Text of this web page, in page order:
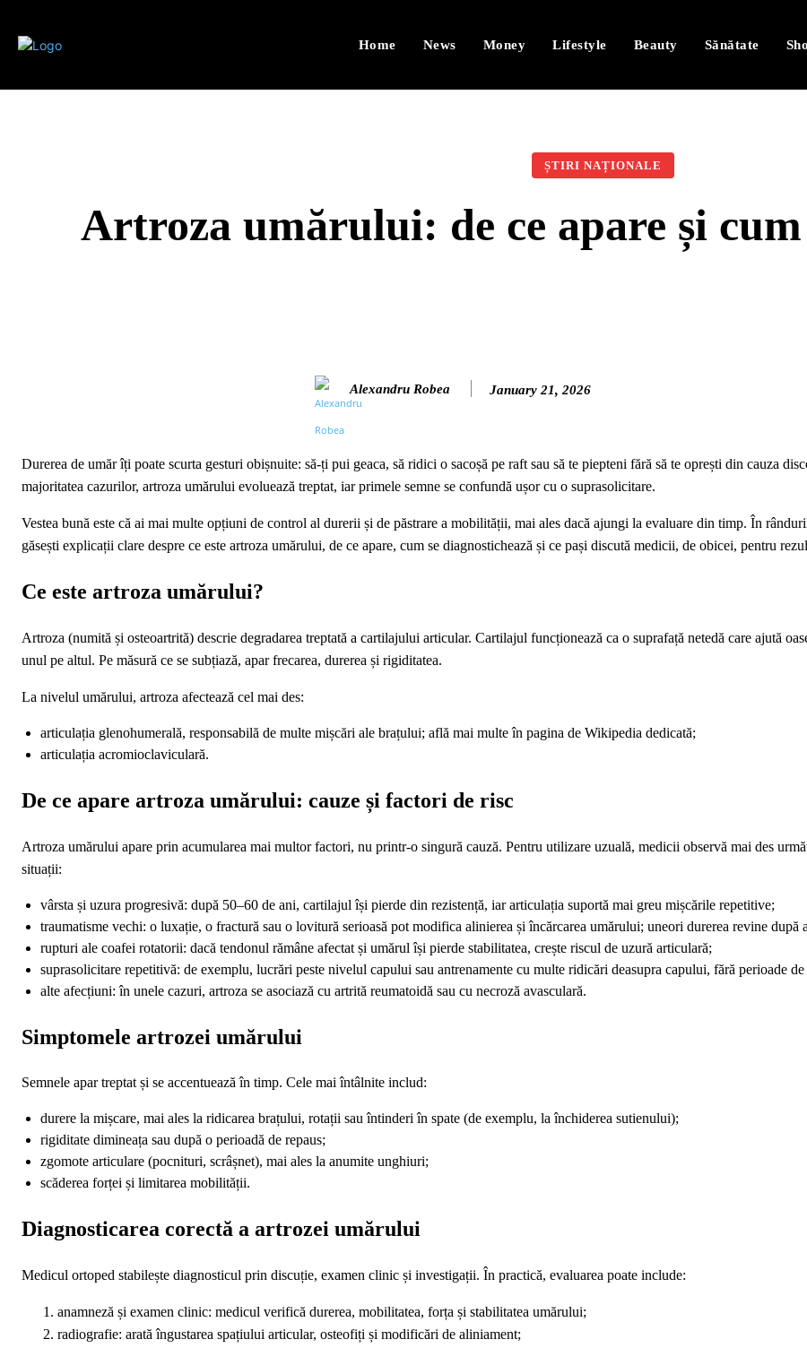
Home News Money Lifestyle Beauty Sănătate
ȘTIRI NAȚIONALE
Artroza umărului: de ce apare și
Alexandru Robea January 21, 2026
Durerea de umăr îți poate scurta gesturi obișnuite: să-ți pui geaca, să ridici o sacoșă pe raft sau să te piepteni fără să te oprești din cauza
majoritatea cazurilor, artroza umărului evoluează treptat, iar primele semne se confundă ușor cu o suprasolicitare.
Vestea bună este că ai mai multe opțiuni de control al durerii și de păstrare a mobilității, mai ales dacă ajungi la evaluare din timp. În
găsești explicații clare despre ce este artroza umărului, de ce apare, cum se diagnostichează și ce pași discută medicii, de obicei, pentru
Ce este artroza umărului?
Artroza (numită și osteoartrită) descrie degradarea treptată a cartilajului articular. Cartilajul funcționează ca o suprafață netedă care ajută
unul pe altul. Pe măsură ce se subțiază, apar frecarea, durerea și rigiditatea.
La nivelul umărului, artroza afectează cel mai des:
articulația glenohumerală, responsabilă de multe mișcări ale brațului; află mai multe în pagina de Wikipedia dedicată;
articulația acromioclaviculară.
De ce apare artroza umărului: cauze și factori de risc
Artroza umărului apare prin acumularea mai multor factori, nu printr-o singură cauză. Pentru utilizare uzuală, medicii observă mai des
situații:
vârsta și uzura progresivă: după 50–60 de ani, cartilajul își pierde din rezistență, iar articulația suportă mai greu mișcările repetitive;
traumatisme vechi: o luxație, o fractură sau o lovitură serioasă pot modifica alinierea și încărcarea umărului; uneori durerea revine după
rupturi ale coafei rotatorii: dacă tendonul rămâne afectat și umărul își pierde stabilitatea, crește riscul de uzură articulară;
suprasolicitare repetitivă: de exemplu, lucrări peste nivelul capului sau antrenamente cu multe ridicări deasupra capului, fără perioade de
alte afecțiuni: în unele cazuri, artroza se asociază cu artrită reumatoidă sau cu necroză avasculară.
Simptomele artrozei umărului
Semnele apar treptat și se accentuează în timp. Cele mai întâlnite includ:
durere la mișcare, mai ales la ridicarea brațului, rotații sau întinderi în spate (de exemplu, la închiderea sutienului);
rigiditate dimineața sau după o perioadă de repaus;
zgomote articulare (pocnituri, scrâșnet), mai ales la anumite unghiuri;
scăderea forței și limitarea mobilității.
Diagnosticarea corectă a artrozei umărului
Medicul ortoped stabilește diagnosticul prin discuție, examen clinic și investigații. În practică, evaluarea poate include:
anamneză și examen clinic: medicul verifică durerea, mobilitatea, forța și stabilitatea umărului;
radiografie: arată îngustarea spațiului articular, osteofiți și modificări de aliniament;